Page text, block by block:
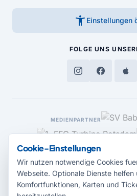
accessibility_new Einstellungen
FOLGE UNS
MEDIENPARTNER
Cookie-Einstellungen
Wir nutzen notwendige Cookies
Webseite. Optionale Dienste helfen
Komfortfunktionen, Karten und